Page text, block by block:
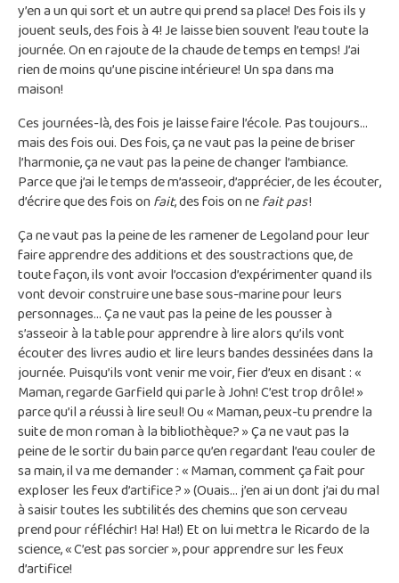
y’en a un qui sort et un autre qui prend sa place! Des fois ils y
jouent seuls, des fois à 4! Je laisse bien souvent l’eau toute la
journée. On en rajoute de la chaude de temps en temps! J’ai
rien de moins qu’une piscine intérieure! Un spa dans ma
maison!
Ces journées-là, des fois je laisse faire l’école. Pas toujours…
mais des fois oui. Des fois, ça ne vaut pas la peine de briser
l’harmonie, ça ne vaut pas la peine de changer l’ambiance.
Parce que j’ai le temps de m’asseoir, d’apprécier, de les écouter,
d’écrire que des fois onfait, des fois on nefait pas!
Ça ne vaut pas la peine de les ramener de Legoland pour leur
faire apprendre des additions et des soustractions que, de
toute façon, ils vont avoir l’occasion d’expérimenter quand ils
vont devoir construire une base sous-marine pour leurs
personnages… Ça ne vaut pas la peine de les pousser à
s’asseoir à la table pour apprendre à lire alors qu’ils vont
écouter des livres audio et lire leurs bandes dessinées dans la
journée. Puisqu’ils vont venir me voir, fier d’eux en disant : «
Maman, regarde Garfield qui parle à John! C’est trop drôle! »
parce qu’il a réussi à lire seul! Ou « Maman, peux-tu prendre la
suite de mon roman à la bibliothèque? » Ça ne vaut pas la
peine de le sortir du bain parce qu’en regardant l’eau couler de
sa main, il va me demander : « Maman, comment ça fait pour
exploser les feux d’artifice ? » (Ouais… j’en ai un dont j’ai du mal
à saisir toutes les subtilités des chemins que son cerveau
prend pour réfléchir! Ha! Ha!) Et on lui mettra le Ricardo de la
science, « C’est pas sorcier », pour apprendre sur les feux
d’artifice!